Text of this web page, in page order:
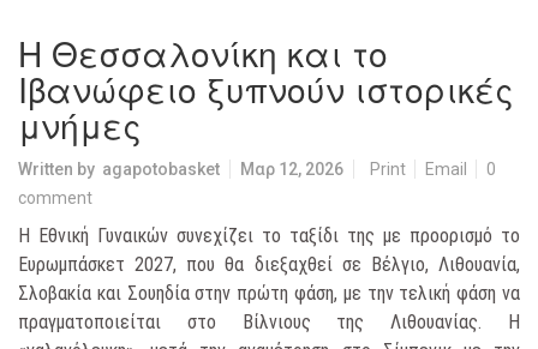
Η Θεσσαλονίκη και το
Ιβανώφειο ξυπνούν ιστορικές
μνήμες
Written by agapotobasket Μαρ 12, 2026 Print Email
0
comment
Η Εθνική Γυναικών συνεχίζει το ταξίδι της με προορισμό το
Ευρωμπάσκετ 2027, που θα διεξαχθεί σε Βέλγιο, Λιθουανία,
Σλοβακία και Σουηδία στην πρώτη φάση, με την τελική φάση να
πραγματοποιείται στο Βίλνιους της Λιθουανίας. Η